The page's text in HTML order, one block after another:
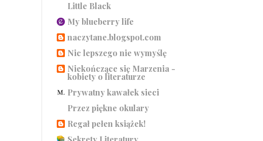
Little Black
My blueberry life
naczytane.blogspot.com
Nic lepszego nie wymyślę
Niekończące się Marzenia -
kobiety o literaturze
Prywatny kawałek sieci
Przez piękne okulary
Regał pełen książek!